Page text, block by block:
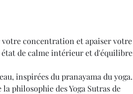
votre concentration et apaiser votre
de calme intérieur et d'équilibre
inspirées du pranayama du yoga.
philosophie des Yoga Sutras de